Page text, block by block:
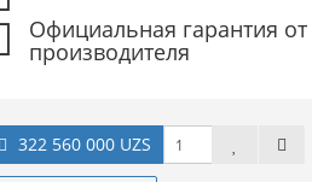
Официальная гарантия от
производителя
322 560 000 UZS